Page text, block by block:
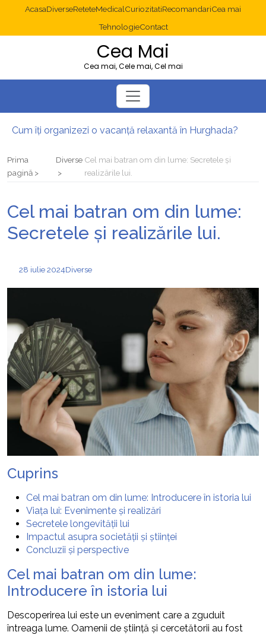
AcasaDiverseReteteMedicalCuriozitatiRecomandariCea mai
TehnologieContact
Cea Mai
Cea mai, Cele mai, Cel mai
Cum îți organizezi o vacanță relaxantă în Hurghada?
Prima
pagină
Diverse Cel mai batran om din lume: Secretele și
realizările lui.
Cel mai batran om din lume:
Secretele și realizările lui.
28 iulie 2024Diverse
Cuprins
Cel mai batran om din lume: Introducere în istoria lui
Viața lui: Evenimente și realizări
Secretele longevității lui
Impactul asupra societății și științei
Concluzii și perspective
Cel mai batran om din lume:
Introducere în istoria lui
Descoperirea lui este un eveniment care a zguduit
întreaga lume. Oamenii de știință și cercetătorii au fost